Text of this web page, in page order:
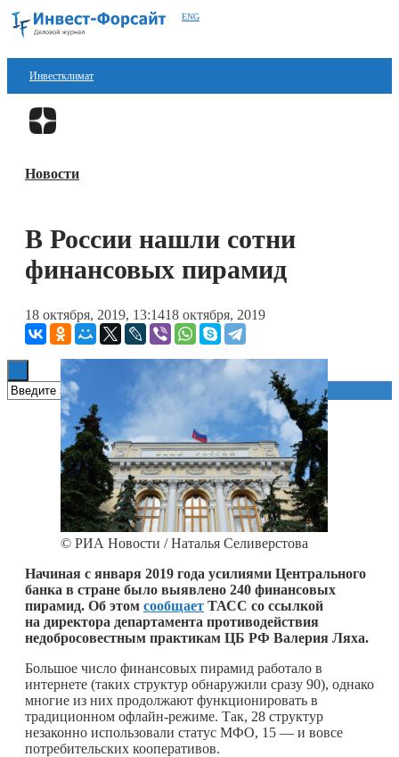
ENG
Инвестклимат
Финансы
Блокчейн
Книги
Новости
В России нашли сотни
финансовых пирамид
18 октября, 2019, 13:1418 октября, 2019
© РИА Новости / Наталья Селиверстова
Начиная с января 2019 года усилиями Центрального
банка в стране было выявлено 240 финансовых
пирамид. Об этом сообщает ТАСС со ссылкой
на директора департамента противодействия
недобросовестным практикам ЦБ РФ Валерия Ляха.
Большое число финансовых пирамид работало в
интернете (таких структур обнаружили сразу 90), однако
многие из них продолжают функционировать в
традиционном офлайн-режиме. Так, 28 структур
незаконно использовали статус МФО, 15 — и вовсе
потребительских кооперативов.